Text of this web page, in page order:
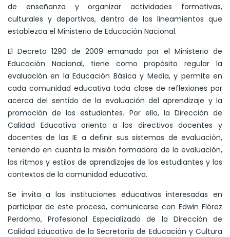
de enseñanza y organizar actividades formativas,
culturales y deportivas, dentro de los lineamientos que
establezca el Ministerio de Educación Nacional.
El Decreto 1290 de 2009 emanado por el Ministerio de
Educación Nacional, tiene como propósito regular la
evaluación en la Educación Básica y Media, y permite en
cada comunidad educativa toda clase de reflexiones por
acerca del sentido de la evaluación del aprendizaje y la
promoción de los estudiantes. Por ello, la Dirección de
Calidad Educativa orienta a los directivos docentes y
docentes de las IE a definir sus sistemas de evaluación,
teniendo en cuenta la misión formadora de la evaluación,
los ritmos y estilos de aprendizajes de los estudiantes y los
contextos de la comunidad educativa.
Se invita a las instituciones educativas interesadas en
participar de este proceso, comunicarse con Edwin Flórez
Perdomo, Profesional Especializado de la Dirección de
Calidad Educativa de la Secretaría de Educación y Cultura